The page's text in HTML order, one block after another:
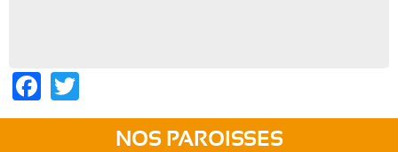
Facebook
NOS PAROISSES